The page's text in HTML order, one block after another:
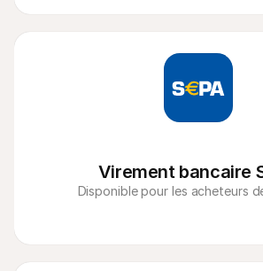
Virement bancaire
Disponible pour les acheteurs